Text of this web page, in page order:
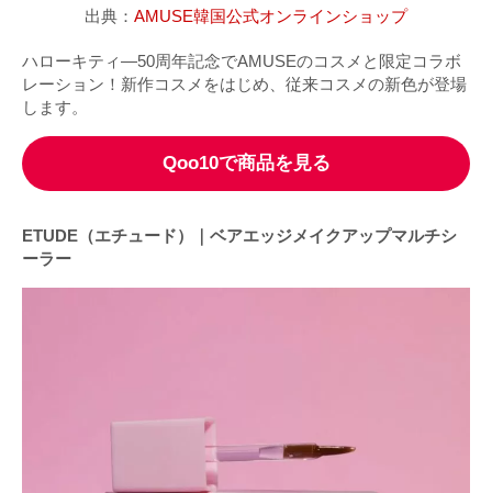
出典： AMUSE韓国公式オンラインショップ
ハローキティ―50周年記念でAMUSEのコスメと限定コラボ
レーション！新作コスメをはじめ、従来コスメの新色が登場
します。
Qoo10で商品を見る
ETUDE（エチュード）｜ベアエッジメイクアップマルチシ
ーラー